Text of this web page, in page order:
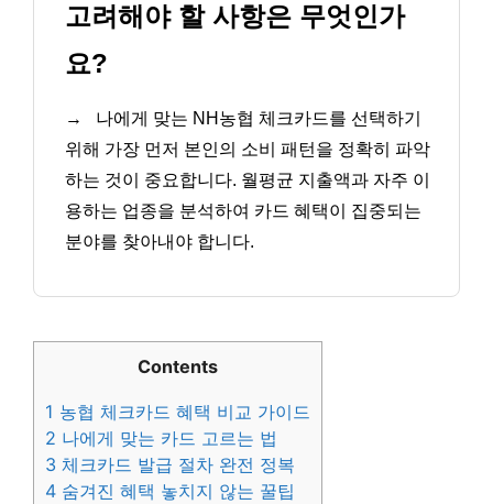
고려해야 할 사항은 무엇인가
요?
→
나에게 맞는 NH농협 체크카드를 선택하기
위해 가장 먼저 본인의 소비 패턴을 정확히 파악
하는 것이 중요합니다. 월평균 지출액과 자주 이
용하는 업종을 분석하여 카드 혜택이 집중되는
분야를 찾아내야 합니다.
Contents
1 농협 체크카드 혜택 비교 가이드
2 나에게 맞는 카드 고르는 법
3 체크카드 발급 절차 완전 정복
4 숨겨진 혜택 놓치지 않는 꿀팁